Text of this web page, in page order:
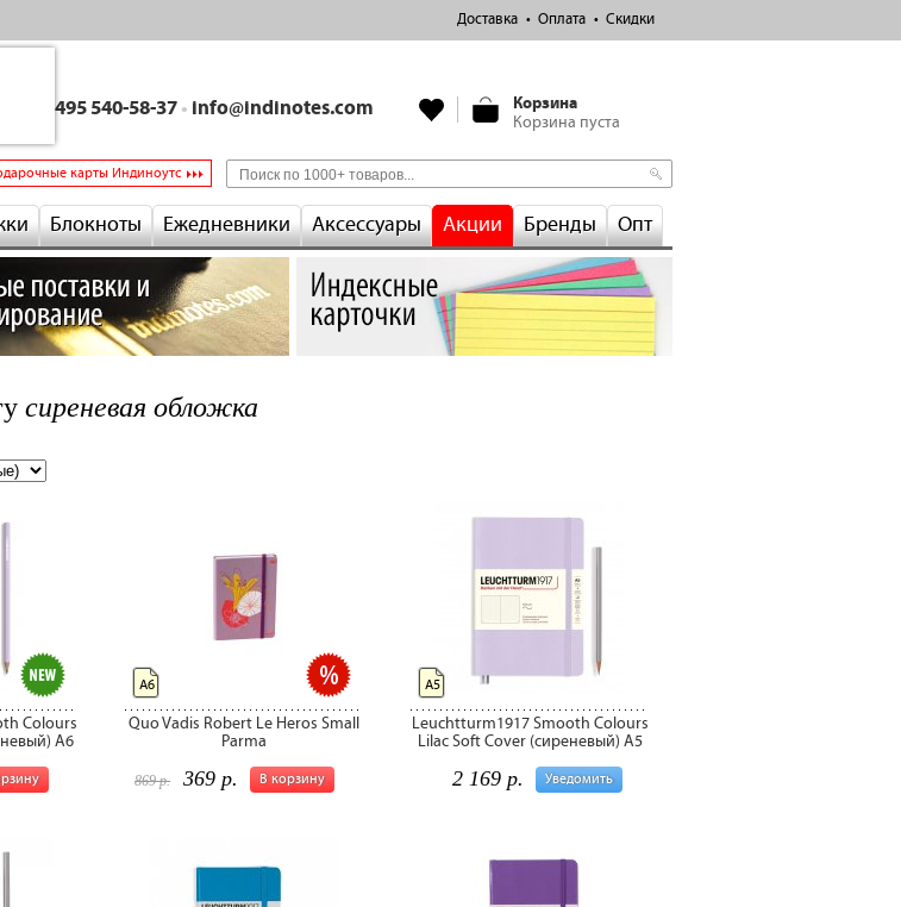
Доставка Оплата Скидки
Корзина
Корзина пуста
+7 495 540-58-37 • info@indinotes.com
карты Индиноутс
Блокноты Ежедневники Аксессуары Акции Бренды Опт
сиреневая обложка
Colours
А6
Quo Vadis Robert Le Heros Small
Parma
В корзину
869 р. 369 р.
А6
Leuchtturm1917 Smooth Colours
Lilac Soft Cover (сиреневый) А5
Уведомить
2 169 р.
А5